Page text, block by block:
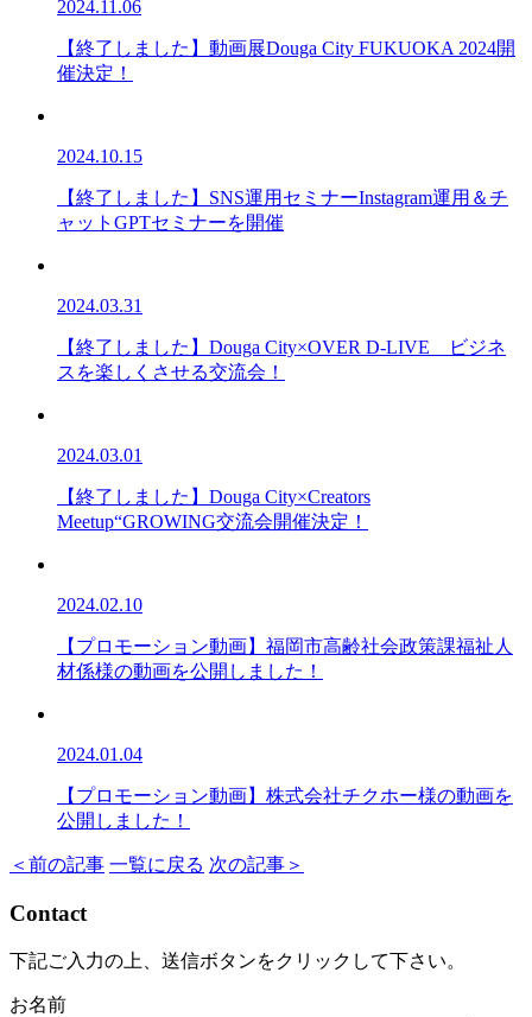
2024.11.06
【終了しました】動画展Douga City FUKUOKA 2024開
催決定！
2024.10.15
【終了しました】SNS運用セミナーInstagram運用＆チ
ャットGPTセミナーを開催
2024.03.31
【終了しました】Douga City×OVER D-LIVE ビジネ
スを楽しくさせる交流会！
2024.03.01
【終了しました】Douga City×Creators
Meetup“GROWING交流会開催決定！
2024.02.10
【プロモーション動画】福岡市高齢社会政策課福祉人
材係様の動画を公開しました！
2024.01.04
【プロモーション動画】株式会社チクホー様の動画を
公開しました！
＜前の記事 一覧に戻る 次の記事＞
Contact
下記ご入力の上、送信ボタンをクリックして下さい。
お名前